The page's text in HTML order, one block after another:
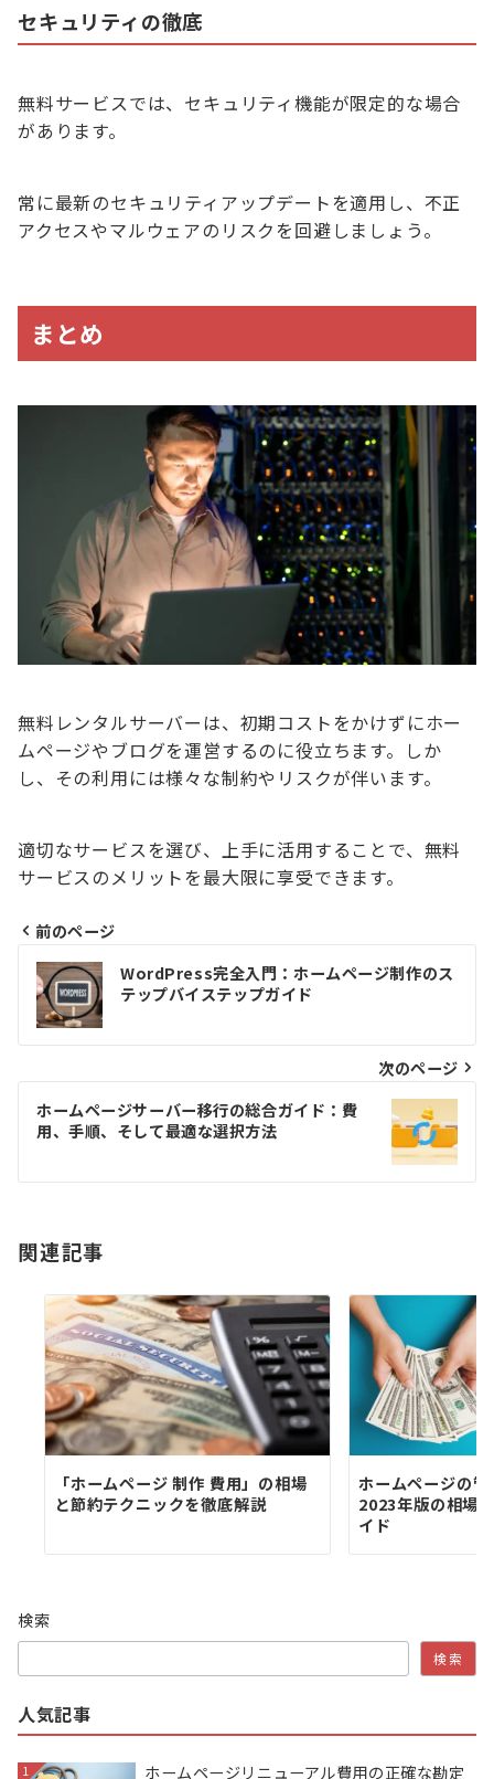
セキュリティの徹底
無料サービスでは、セキュリティ機能が限定的な場合
があります。
常に最新のセキュリティアップデートを適用し、不正
アクセスやマルウェアのリスクを回避しましょう。
まとめ
無料レンタルサーバーは、初期コストをかけずにホー
ムページやブログを運営するのに役立ちます。しか
し、その利用には様々な制約やリスクが伴います。
適切なサービスを選び、上手に活用することで、無料
サービスのメリットを最大限に享受できます。
投
稿
ナ
ビ
ゲ
ー
シ
ン
前のページ
WordPress完全入門：ホームページ制作のス
テップバイステップガイド
次のページ
ホームページサーバー移行の総合ガイド：費
用、手順、そして最適な選択方法
関連記事
「ホームページ 制作 費用」の相場
と節約テクニックを徹底解説
ホームページの
2023年版の相場
イド
検索
検索
人気記事
1 ホームページリニューアル費用の正確な勘定